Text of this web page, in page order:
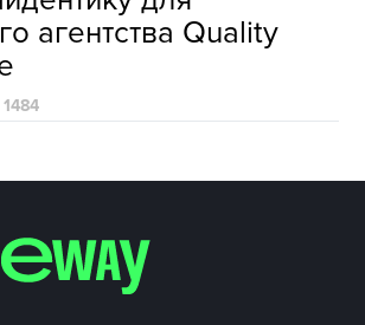
агентства Quality
1484
РЕКЛАМА